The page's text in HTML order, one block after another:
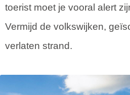
toerist moet je vooral alert
Vermijd de volkswijken,
verlaten strand.